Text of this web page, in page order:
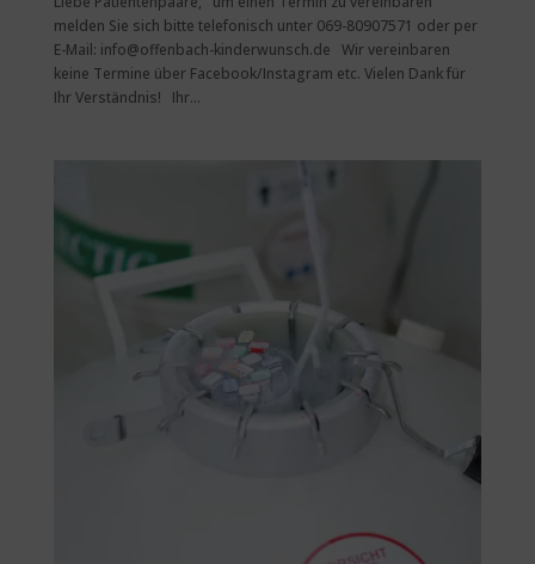
melden Sie sich bitte telefonisch unter 069-80907571 oder per
E-Mail: info@offenbach-kinderwunsch.de Wir vereinbaren
keine Termine über Facebook/Instagram etc. Vielen Dank für
Ihr Verständnis! Ihr...